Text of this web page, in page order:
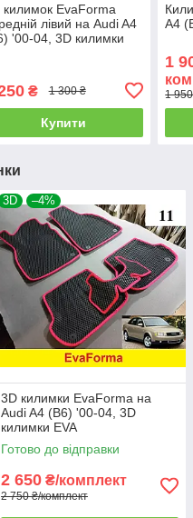
килимок EvaForma
лівий на Audi A4
'00-04, 3D килимки
₴ 1 300 ₴
Купити
A4
1
1
3D –4%
3D килимки EvaForma на
Audi A4 (B6) '00-04, 3D
килимки EVA
Готово до відправки
2 650 ₴/комплект
2 750 ₴/комплект